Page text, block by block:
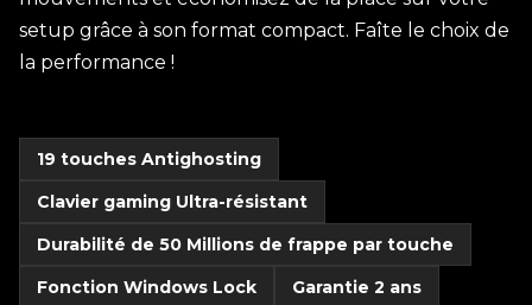
setup grâce à son format compact. Faîte le choix de
la performance !
19 touches Antighosting
Clavier gaming Ultra-résistant
Durabilité de 50 Millions de frappe par touche
Fonction Windows Lock
Garantie 2 ans